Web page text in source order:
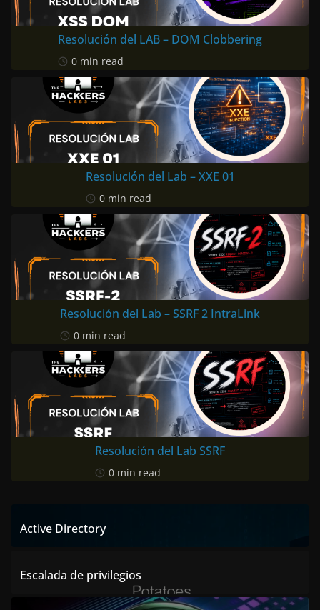
Resolución del LAB – DOM Clobbering
0 min read
Resolución del Lab – XXE 01
0 min read
Resolución del Lab – SSRF 2 IntraLink
0 min read
Resolución del Lab SSRF
0 min read
Active Directory
Escalada de privilegios